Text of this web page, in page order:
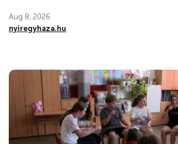
Aug 8, 2026
nyiregyhaza.hu